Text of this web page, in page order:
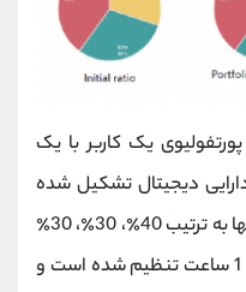
یک کاربر با یک
دیجیتال تشکیل شده
و ETH که سهام آنها به ترتیب 40٪، 30٪، 30٪
است. فرکانس تعادل مجدد بر روی 1 ساعت تنظیم شده است و